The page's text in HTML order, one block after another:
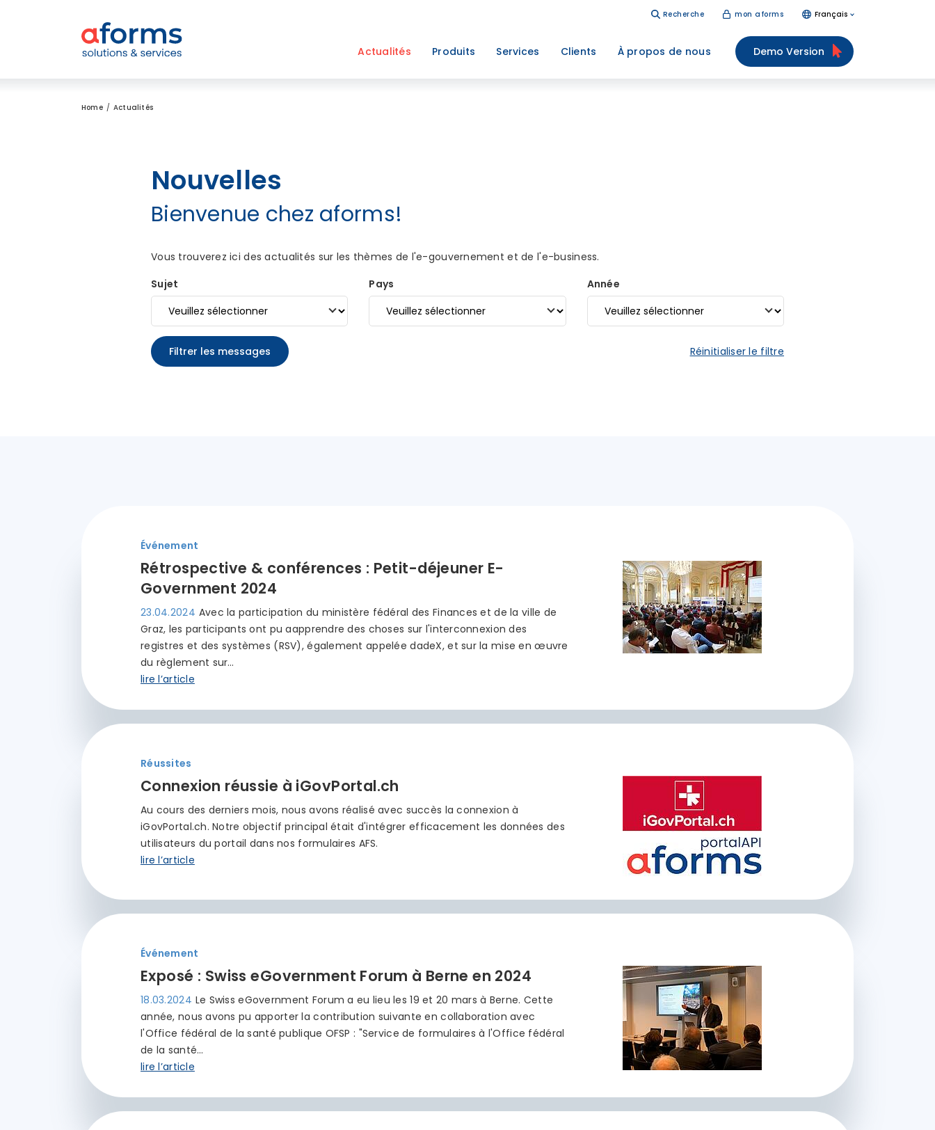
Recherche mon aforms Français
Actualités Produits Services Clients À propos de nous Demo Version
Home Actualités
Nouvelles
Bienvenue chez aforms!
Vous trouverez ici des actualités sur les thèmes de l'e-gouvernement et de l'e-business.
Sujet
Pays Année
Filtrer les messages Réinitialiser le filtre
Événement
Rétrospective & conférences : Petit-déjeuner E-
Government 2024
23.04.2024 Avec la participation du ministère fédéral des Finances et de la ville de
Graz, les participants ont pu aapprendre des choses sur l'interconnexion des
registres et des systèmes (RSV), également appelée dadeX, et sur la mise en œuvre
du règlement sur…
lire l’article
Réussites
Connexion réussie à iGovPortal.ch
Au cours des derniers mois, nous avons réalisé avec succès la connexion à
iGovPortal.ch. Notre objectif principal était d'intégrer efficacement les données des
utilisateurs du portail dans nos formulaires AFS.
lire l’article
Événement
Exposé : Swiss eGovernment Forum à Berne en 2024
18.03.2024 Le Swiss eGovernment Forum a eu lieu les 19 et 20 mars à Berne. Cette
année, nous avons pu apporter la contribution suivante en collaboration avec
l'Office fédéral de la santé publique OFSP : "Service de formulaires à l'Office fédéral
de la santé…
lire l’article